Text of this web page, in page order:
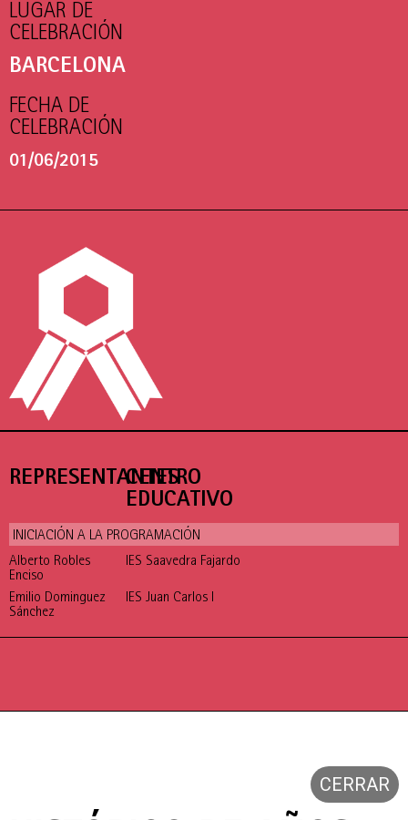
LUGAR DE
CELEBRACIÓN
BARCELONA
FECHA DE
CELEBRACIÓN
01/06/2015
REPRESENTANTES
CENTRO
EDUCATIVO
INICIACIÓN A LA PROGRAMACIÓN
Alberto Robles
Enciso
IES Saavedra Fajardo
Emilio Dominguez
Sánchez
IES Juan Carlos I
CERRAR